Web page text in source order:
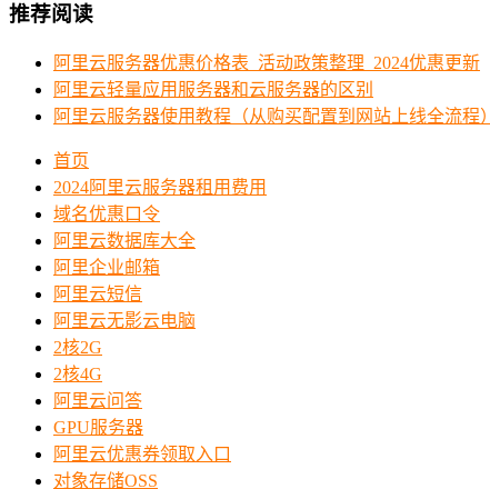
推荐阅读
阿里云服务器优惠价格表_活动政策整理_2024优惠更新
阿里云轻量应用服务器和云服务器的区别
阿里云服务器使用教程（从购买配置到网站上线全流程）
首页
2024阿里云服务器租用费用
域名优惠口令
阿里云数据库大全
阿里企业邮箱
阿里云短信
阿里云无影云电脑
2核2G
2核4G
阿里云问答
GPU服务器
阿里云优惠券领取入口
对象存储OSS